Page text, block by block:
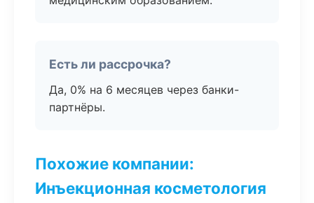
Есть ли рассрочка?
Да, 0% на 6 месяцев через банки-
партнёры.
Похожие компании:
Инъекционная косметология